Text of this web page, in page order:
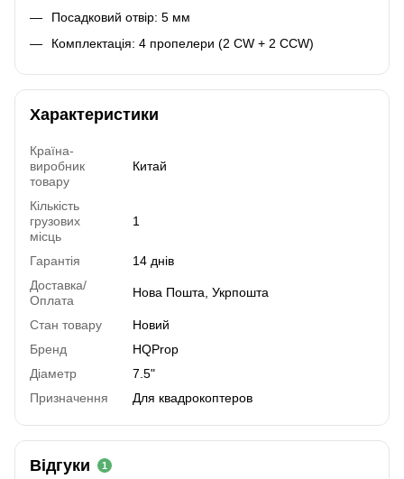
Посадковий отвір: 5 мм
Комплектація: 4 пропелери (2 CW + 2 CCW)
Характеристики
Країна-
виробник
товару
Китай
Кількість
грузових
місць
1
Гарантія
14 днів
Доставка/
Оплата
Нова Пошта, Укрпошта
Стан товару
Новий
Бренд
HQProp
Діаметр
7.5"
Призначення
Для квадрокоптеров
Відгуки 1